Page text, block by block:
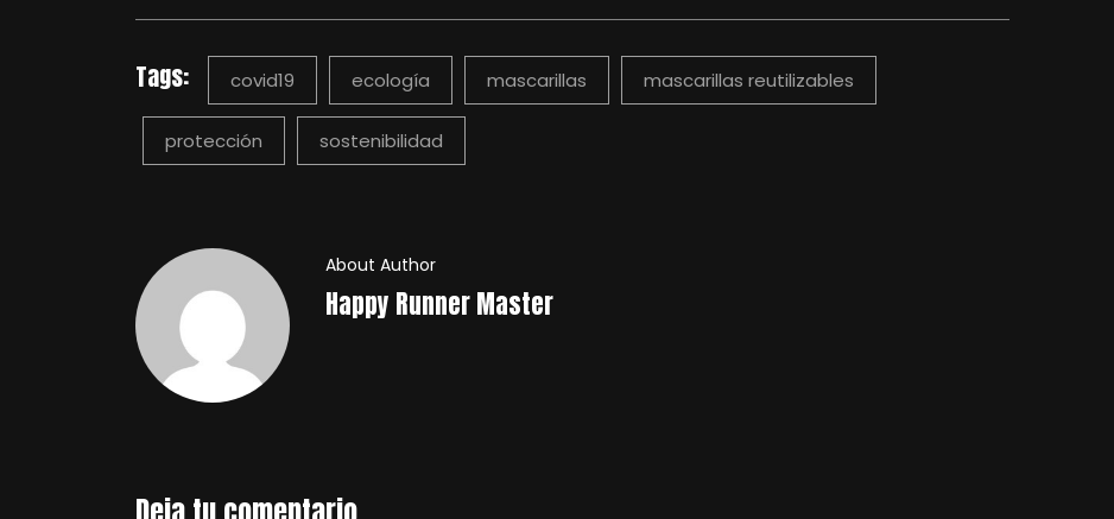
Tags: covid19 ecología mascarillas mascarillas reutilizables
protección sostenibilidad
About Author
Happy Runner Master